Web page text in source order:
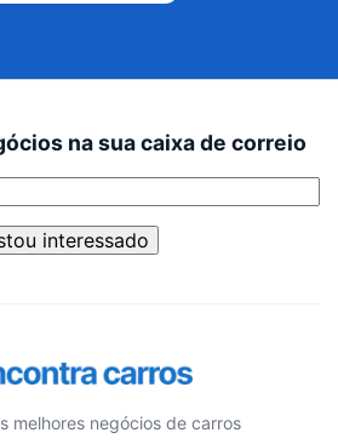
na sua caixa de correio
interessado
melhores negócios de carros